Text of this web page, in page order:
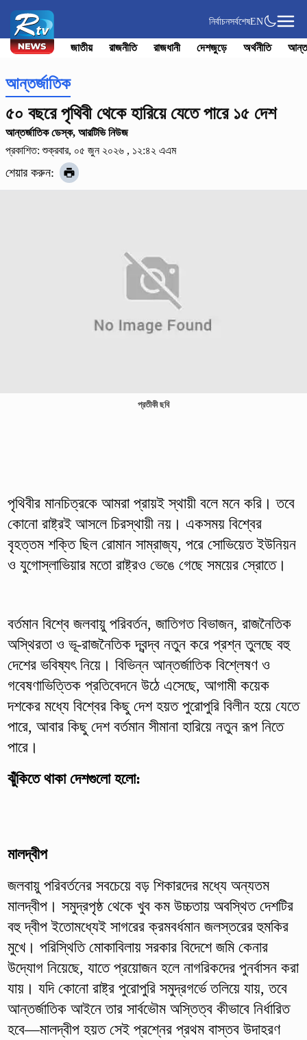
নির্বাচনসর্বশেষEN
জাতীয় রাজনীতি রাজধানী দেশজুড়ে অর্থনীতি
আন্তর্জাতিক
৫০ বছরে পৃথিবী থেকে হারিয়ে যেতে পারে ১৫ দেশ
আন্তর্জাতিক ডেস্ক, আরটিভি নিউজ
প্রকাশিত: শুক্রবার, ০৫ জুন ২০২৬ , ১২:৪২ এএম
শেয়ার করুন:
প্রতীকী ছবি
পৃথিবীর মানচিত্রকে আমরা প্রায়ই স্থায়ী বলে মনে করি। তবে
কোনো রাষ্ট্রই আসলে চিরস্থায়ী নয়। একসময় বিশ্বের
বৃহত্তম শক্তি ছিল রোমান সাম্রাজ্য, পরে সোভিয়েত ইউনিয়ন
ও যুগোস্লাভিয়ার মতো রাষ্ট্রও ভেঙে গেছে সময়ের স্রোতে।
বর্তমান বিশ্বে জলবায়ু পরিবর্তন, জাতিগত বিভাজন, রাজনৈতিক
অস্থিরতা ও ভূ-রাজনৈতিক দ্বন্দ্ব নতুন করে প্রশ্ন তুলছে বহু
দেশের ভবিষ্যৎ নিয়ে। বিভিন্ন আন্তর্জাতিক বিশ্লেষণ ও
গবেষণাভিত্তিক প্রতিবেদনে উঠে এসেছে, আগামী কয়েক
দশকের মধ্যে বিশ্বের কিছু দেশ হয়ত পুরোপুরি বিলীন হয়ে যেতে
পারে, আবার কিছু দেশ বর্তমান সীমানা হারিয়ে নতুন রূপ নিতে
পারে।
ঝুঁকিতে থাকা দেশগুলো হলো:
মালদ্বীপ
জলবায়ু পরিবর্তনের সবচেয়ে বড় শিকারদের মধ্যে অন্যতম
মালদ্বীপ। সমুদ্রপৃষ্ঠ থেকে খুব কম উচ্চতায় অবস্থিত দেশটির
বহু দ্বীপ ইতোমধ্যেই সাগরের ক্রমবর্ধমান জলস্তরের হুমকির
মুখে। পরিস্থিতি মোকাবিলায় সরকার বিদেশে জমি কেনার
উদ্যোগ নিয়েছে, যাতে প্রয়োজন হলে নাগরিকদের পুনর্বাসন করা
যায়। যদি কোনো রাষ্ট্র পুরোপুরি সমুদ্রগর্ভে তলিয়ে যায়, তবে
আন্তর্জাতিক আইনে তার সার্বভৌম অস্তিত্ব কীভাবে নির্ধারিত
হবে—মালদ্বীপ হয়ত সেই প্রশ্নের প্রথম বাস্তব উদাহরণ